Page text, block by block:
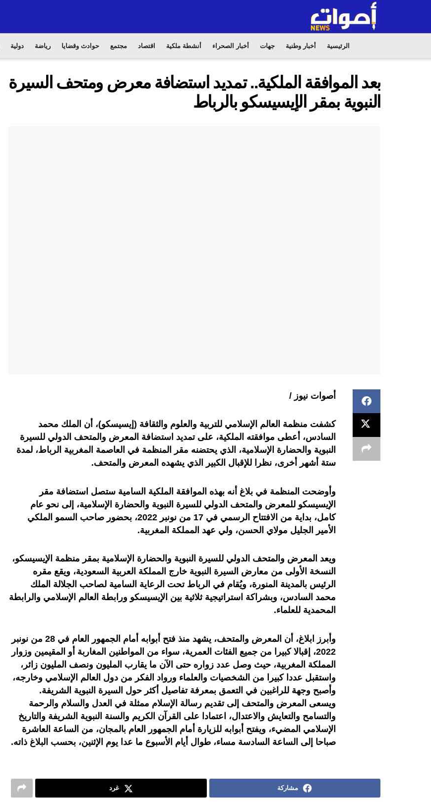
الرئيسية أخبار وطنية جهات أخبار الصحراء أنشطة ملكية اقتصاد مجتمع حوادث وقضايا رياضة دولية
بعد الموافقة الملكية.. تمديد استضافة معرض ومتحف السيرة
النبوية بمقر الإيسيسكو بالرباط
أصوات نيوز /
كشفت منظمة العالم الإسلامي للتربية والعلوم والثقافة (إيسيسكو)، أن الملك محمد
السادس، أعطى موافقته الملكية، على تمديد استضافة المعرض والمتحف الدولي للسيرة
النبوية والحضارة الإسلامية، الذي يحتضنه مقر المنظمة في العاصمة المغربية الرباط، لمدة
ستة أشهر أخرى، نظرا للإقبال الكبير الذي يشهده المعرض والمتحف.
وأوضحت المنظمة في بلاغ أنه بهذه الموافقة الملكية السامية ستصل استضافة مقر
الإيسيسكو للمعرض والمتحف الدولي للسيرة النبوية والحضارة الإسلامية، إلى نحو عام
كامل، بداية من الافتتاح الرسمي في 17 من نونبر 2022، بحضور صاحب السمو الملكي
الأمير الجليل مولاي الحسن، ولي عهد المملكة المغربية.
ويعد المعرض والمتحف الدولي للسيرة النبوية والحضارة الإسلامية بمقر منظمة الإيسيسكو،
النسخة الأولى من معارض السيرة النبوية خارج المملكة العربية السعودية، ويقع مقره
الرئيس بالمدينة المنورة، ويُقام في الرباط تحت الرعاية السامية لصاحب الجلالة الملك
محمد السادس، وبشراكة استراتيجية ثلاثية بين الإيسيسكو ورابطة العالم الإسلامي والرابطة
المحمدية للعلماء.
وأبرز ابلاغ، أن المعرض والمتحف، يشهد منذ فتح أبوابه أمام الجمهور العام في 28 من نونبر
2022، إقبالا كبيرا من جميع الفئات العمرية، سواء من المواطنين المغاربة أو المقيمين وزوار
المملكة المغربية، حيث وصل عدد زواره حتى الآن ما يقارب المليون ونصف المليون زائر،
واستقبل عددا كبيرا من الشخصيات والعلماء ورواد الفكر من دول العالم الإسلامي وخارجه،
وأصبح وجهة للراغبين في التعمق بمعرفة تفاصيل أكثر حول السيرة النبوية الشريفة.
ويسعى المعرض والمتحف إلى تقديم رسالة الإسلام ممثلة في العدل والسلام والرحمة
والتسامح والتعايش والاعتدال، اعتمادا على القرآن الكريم والسنة النبوية الشريفة والتاريخ
الإسلامي المضيء، ويفتح أبوابه للزيارة أمام الجمهور العام بالمجان، من الساعة العاشرة
صباحا إلى الساعة السادسة مساء، طوال أيام الأسبوع ما عدا يوم الإثنين، بحسب البلاغ ذاته.
مشاركة غرد